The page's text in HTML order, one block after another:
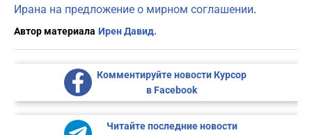
Ирана на предложение о мирном соглашении.
Автор материала Ирен Давид.
Комментируйте новости Курсор
в Facebook
Читайте последние новости